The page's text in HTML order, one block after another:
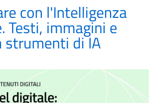
con l'Intelligenza
Testi, immagini e
strumenti di IA